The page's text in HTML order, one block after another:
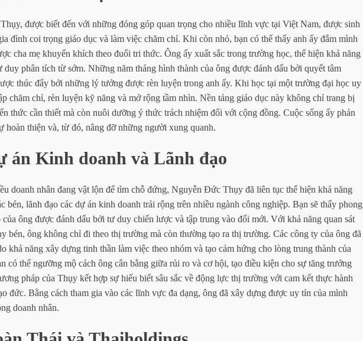
được biết đến với những đóng góp quan trọng cho nhiều lĩnh vực tại Việt Nam, được sinh
đình coi trọng giáo dục và làm việc chăm chỉ. Khi còn nhỏ, bạn có thể thấy anh ấy đắm mình
cha mẹ khuyến khích theo đuổi tri thức. Ông ấy xuất sắc trong trường học, thể hiện khả năng
duy phân tích từ sớm. Những năm tháng hình thành của ông được đánh dấu bởi quyết tâm
thúc đẩy bởi những lý tưởng được rèn luyện trong anh ấy. Khi học tại một trường đại học uy
chăm chỉ, rèn luyện kỹ năng và mở rộng tầm nhìn. Nền tảng giáo dục này không chỉ trang bị
thức cần thiết mà còn nuôi dưỡng ý thức trách nhiệm đối với cộng đồng. Cuộc sống ấy phản
hoàn thiện và, từ đó, nâng đỡ những người xung quanh.
án Kinh doanh và Lãnh đạo
doanh nhân đang vật lộn để tìm chỗ đứng, Nguyễn Đức Thụy đã liên tục thể hiện khả năng
bén, lãnh đạo các dự án kinh doanh trải rộng trên nhiều ngành công nghiệp. Bạn sẽ thấy phong
của ông được đánh dấu bởi tư duy chiến lược và tập trung vào đổi mới. Với khả năng quan sát
bén, ông không chỉ đi theo thị trường mà còn thường tạo ra thị trường. Các công ty của ông đã
khả năng xây dựng tinh thần làm việc theo nhóm và tạo cảm hứng cho lòng trung thành của
có thể ngưỡng mộ cách ông cân bằng giữa rủi ro và cơ hội, tạo điều kiện cho sự tăng trưởng
pháp của Thụy kết hợp sự hiểu biết sâu sắc về động lực thị trường với cam kết thực hành
đức. Bằng cách tham gia vào các lĩnh vực đa dạng, ông đã xây dựng được uy tín của mình
doanh nhân.